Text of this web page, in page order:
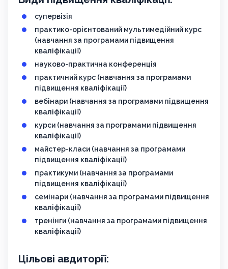
супервізія
практико-орієнтований мультимедійний курс
(навчання за програмами підвищення
кваліфікації)
науково-практична конференція
практичний курс (навчання за програмами
підвищення кваліфікації)
вебінари (навчання за програмами підвищення
кваліфікації)
курси (навчання за програмами підвищення
кваліфікації)
майстер-класи (навчання за програмами
підвищення кваліфікації)
практикуми (навчання за програмами
підвищення кваліфікації)
семінари (навчання за програмами підвищення
кваліфікації)
тренінги (навчання за програмами підвищення
кваліфікації)
Цільові авдиторії: